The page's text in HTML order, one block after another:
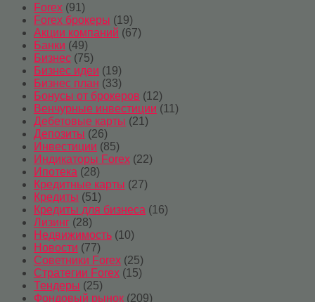
Forex (91)
Forex брокеры (19)
Акции компаний (67)
Банки (49)
Бизнес (75)
Бизнес идеи (19)
Бизнес план (33)
Бонусы от брокеров (12)
Венчурные инвестиции (11)
Дебетовые карты (21)
Депозиты (26)
Инвестиции (85)
Индикаторы Forex (22)
Ипотека (28)
Кредитные карты (27)
Кредиты (51)
Кредиты для бизнеса (16)
Лизинг (28)
Недвижимость (10)
Новости (77)
Советники Forex (25)
Стратегии Forex (15)
Тендеры (25)
Фондовый рынок (209)